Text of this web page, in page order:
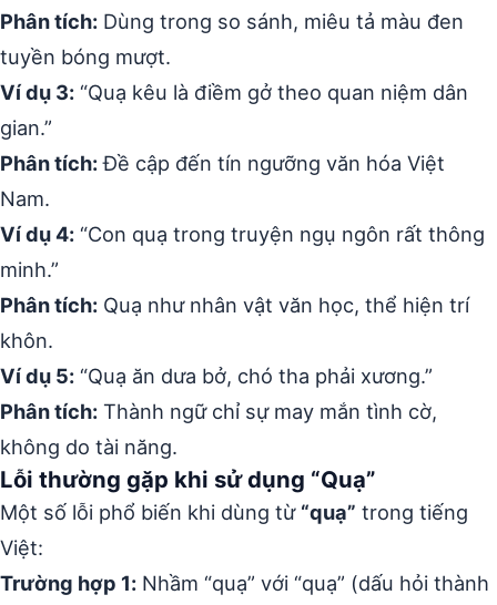
Phân tích: Dùng trong so sánh, miêu tả màu đen
tuyền bóng mượt.
Ví dụ 3: “Quạ kêu là điềm gở theo quan niệm dân
gian.”
Phân tích:Đề cập đến tín ngưỡng văn hóa Việt
Nam.
Ví dụ 4: “Con quạ trong truyện ngụ ngôn rất thông
minh.”
Phân tích: Quạ như nhân vật văn học, thể hiện trí
khôn.
Ví dụ 5: “Quạ ăn dưa bở, chó tha phải xương.”
Phân tích: Thành ngữ chỉ sự may mắn tình cờ,
không do tài năng.
Lỗi thường gặp khi sử dụng “Quạ”
Một số lỗi phổ biến khi dùng từ “quạ” trong tiếng
Việt:
Trường hợp 1: Nhầm “quạ” với “quạ” (dấu hỏi thành